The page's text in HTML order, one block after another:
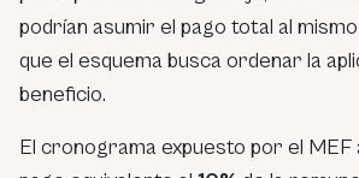
podrían asumir el pago total al
que el esquema busca ordenar la
beneficio.
El cronograma expuesto por el MEF